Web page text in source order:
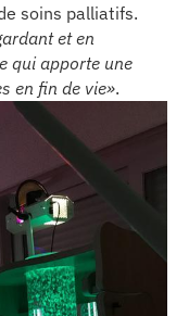
soins palliatifs.
et en
qui apporte une
en fin de vie».